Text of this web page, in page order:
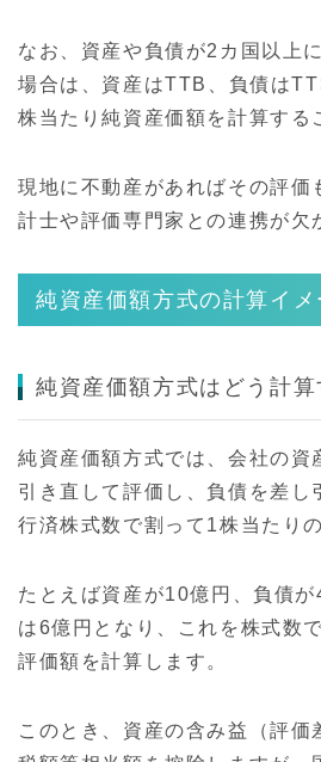
なお、資産や負債が2カ国以上
場合は、資産はTTB、負債は
株当たり純資産価額を計算する
現地に不動産があればその評価
計士や評価専門家との連携が欠
純資産価額方式の計算イ
純資産価額方式はどう計算
純資産価額方式では、会社の資
引き直して評価し、負債を差し
行済株式数で割って1株当たり
たとえば資産が10億円、負債
は6億円となり、これを株式数
評価額を計算します。
このとき、資産の含み益（評価